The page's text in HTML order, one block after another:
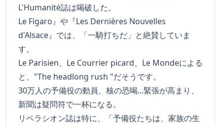
L'Humanité誌は喝破した。
Le Figaro』や『Les Dernières Nouvelles
d'Alsace』では、「一騎打ちだ」と絶賛していま
す。
Le Parisien、Le Courrier picard、Le Mondeによる
と、"The headlong rush "だそうです。
30万人の予備役の動員、核の恐喝...緊張が高まり、
新聞は疑問符で一杯になる。
リベラシオン誌は特に、「予備役たちは、家族の生